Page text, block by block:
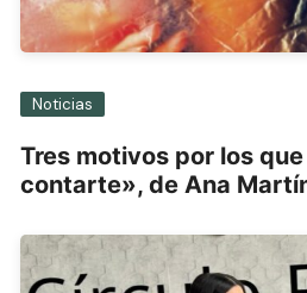
Noticias
Tres motivos por los
contarte», de Ana